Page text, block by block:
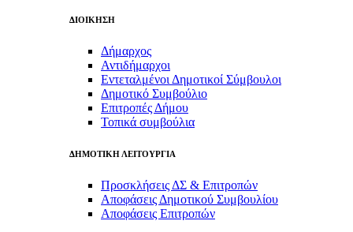
ΔΙΟΙΚΗΣΗ
Δήμαρχος
Αντιδήμαρχοι
Εντεταλμένοι Δημοτικοί Σύμβουλοι
Δημοτικό Συμβούλιο
Επιτροπές Δήμου
Τοπικά συμβούλια
ΔΗΜΟΤΙΚΗ ΛΕΙΤΟΥΡΓΙΑ
Προσκλήσεις ΔΣ & Επιτροπών
Αποφάσεις Δημοτικού Συμβουλίου
Αποφάσεις Επιτροπών